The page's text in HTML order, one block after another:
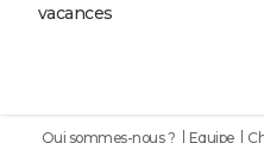
vacances
Qui sommes-nous ? Equipe